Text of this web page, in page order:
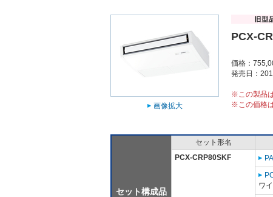
画像拡大
PCX-
価格：
発売日：
※この製品
※この価格
セット構成品
セット形名
PCX-CRP80SKF
ワ